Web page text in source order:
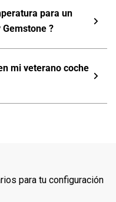
para un
?
mi veterano coche
para tu configuración